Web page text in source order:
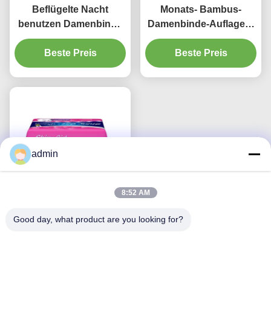
Beflügelte Nacht
benutzen Damenbinde
290mm
Wegwerfsaugfähiger
ExtraMaxi Pads
Beste Preis
Monats- Bambus-
Damenbinde-Auflagen-
Tag verwenden
Wegwerf-245mm für
Frauen
Beste Preis
Bambusholzkohlen-
admin
8:52 AM
Good day, what product are you looking for?